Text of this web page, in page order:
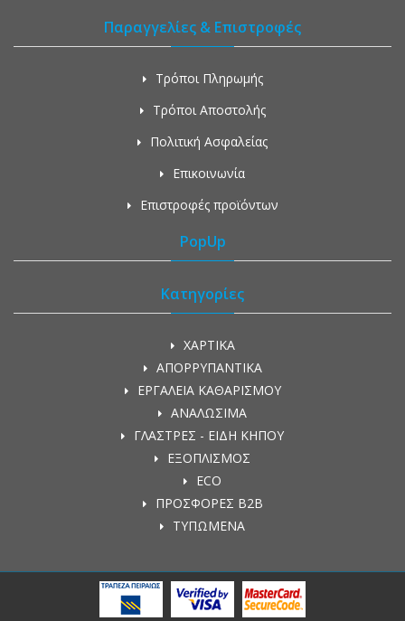
Παραγγελίες & Επιστροφές
Τρόποι Πληρωμής
Τρόποι Αποστολής
Πολιτική Ασφαλείας
Επικοινωνία
Επιστροφές προϊόντων
PopUp
Κατηγορίες
ΧΑΡΤΙΚΑ
ΑΠΟΡΡΥΠΑΝΤΙΚΑ
ΕΡΓΑΛΕΙΑ ΚΑΘΑΡΙΣΜΟΥ
ΑΝΑΛΩΣΙΜΑ
ΓΛΑΣΤΡΕΣ - ΕΙΔΗ ΚΗΠΟΥ
ΕΞΟΠΛΙΣΜΟΣ
ECO
ΠΡΟΣΦΟΡΕΣ Β2Β
ΤΥΠΩΜΕΝΑ